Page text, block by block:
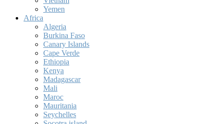
Yemen
Africa
Algeria
Burkina Faso
Canary Islands
Cape Verde
Ethiopia
Kenya
Madagascar
Mali
Maroc
Mauritania
Seychelles